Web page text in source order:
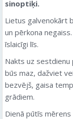
sinoptiķi.
Lietus galvenokārt
un pērkona
īslaicīgi līs.
Nakts uz sestdienu
būs maz, dažviet
bezvējš, gaisa
grādiem.
Dienā pūtīs